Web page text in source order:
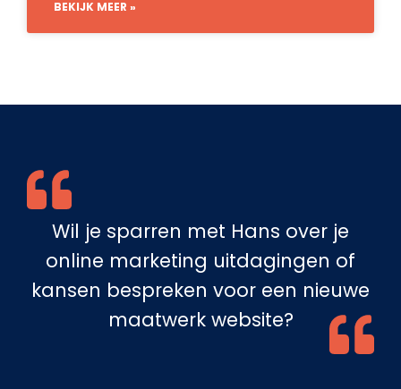
BEKIJK MEER »
Wil je sparren met Hans over je
online marketing uitdagingen of
kansen bespreken voor een nieuwe
maatwerk website?